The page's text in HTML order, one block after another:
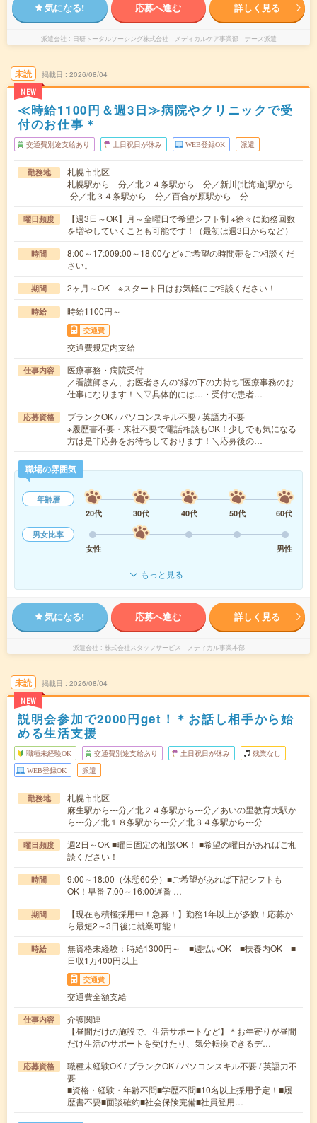
気になる! 応募へ進む 詳しく見る
派遣会社 日研トータルソーシング株式会社 メディカルケア事業部 ナース派遣
未読
NEW
掲載日 2026/08/04
≪時給1100円＆週3日≫病院やクリニックで受
付のお仕事＊
交通費別途支給あり 土日祝日が休み WEB登録OK 派遣
勤務地
札幌市北区
札幌駅から---分／北２４条駅から---分／新川(北海道)駅から--
-分／北３４条駅から---分／百合が原駅から---分
曜日頻度
【週3日～OK】月～金曜日で希望シフト制 ※徐々に勤務回数
を増やしていくことも可能です！（最初は週3日からなど）
時間
8:00～17:009:00～18:00など※ご希望の時間帯をご相談くだ
さい。
期間 2ヶ月～OK ※スタート日はお気軽にご相談ください！
時給 時給1100円～
交通費
交通費規定内支給
仕事内容
医療事務・病院受付
／看護師さん、お医者さんの“縁の下の力持ち”医療事務のお
仕事になります！＼▽具体的には…・受付で患者…
応募資格
ブランクOK / パソコンスキル不要 / 英語力不要
※履歴書不要・来社不要で電話相談もOK！少しでも気になる
方は是非応募をお待ちしております！＼応募後の…
職場の雰囲気
年齢層
20代
30代 40代 50代
60代
男女比率
女性
男性
もっと見る
気になる! 応募へ進む 詳しく見る
派遣会社 株式会社スタッフサービス メディカル事業本部
未読
NEW
掲載日 2026/08/04
説明会参加で2000円get！＊お話し相手から始
める生活支援
職種未経験OK 交通費別途支給あり 土日祝日が休み 残業なし
WEB登録OK 派遣
勤務地
札幌市北区
麻生駅から---分／北２４条駅から---分／あいの里教育大駅か
ら---分／北１８条駅から---分／北３４条駅から---分
曜日頻度
週2日～OK ■曜日固定の相談OK！ ■希望の曜日があればご相
談ください！
時間
9:00～18:00（休憩60分）■ご希望があれば下記シフトも
OK！早番 7:00～16:00遅番 …
期間
【現在も積極採用中！急募！】勤務1年以上が多数！応募か
ら最短2～3日後に就業可能！
時給
無資格未経験：時給1300円～ ■週払いOK ■扶養内OK ■
日収1万400円以上
交通費
交通費全額支給
仕事内容
介護関連
【昼間だけの施設で、生活サポートなど】＊お年寄りが昼間
だけ生活のサポートを受けたり、気分転換できるデ…
応募資格
職種未経験OK / ブランクOK / パソコンスキル不要 / 英語力不
要
■資格・経験・年齢不問■学歴不問■10名以上採用予定！■履
歴書不要■面談確約■社会保険完備■社員登用…